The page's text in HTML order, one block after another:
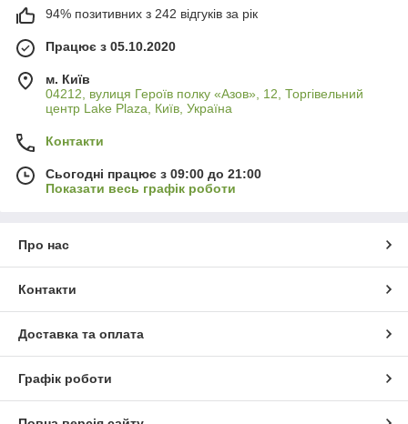
94% позитивних з 242 відгуків за рік
Працює з 05.10.2020
м. Київ
04212, вулиця Героїв полку «Азов», 12, Торгівельний
центр Lake Plaza, Київ, Україна
Контакти
Сьогодні працює з 09:00 до 21:00
Показати весь графік роботи
Про нас
Контакти
Доставка та оплата
Графік роботи